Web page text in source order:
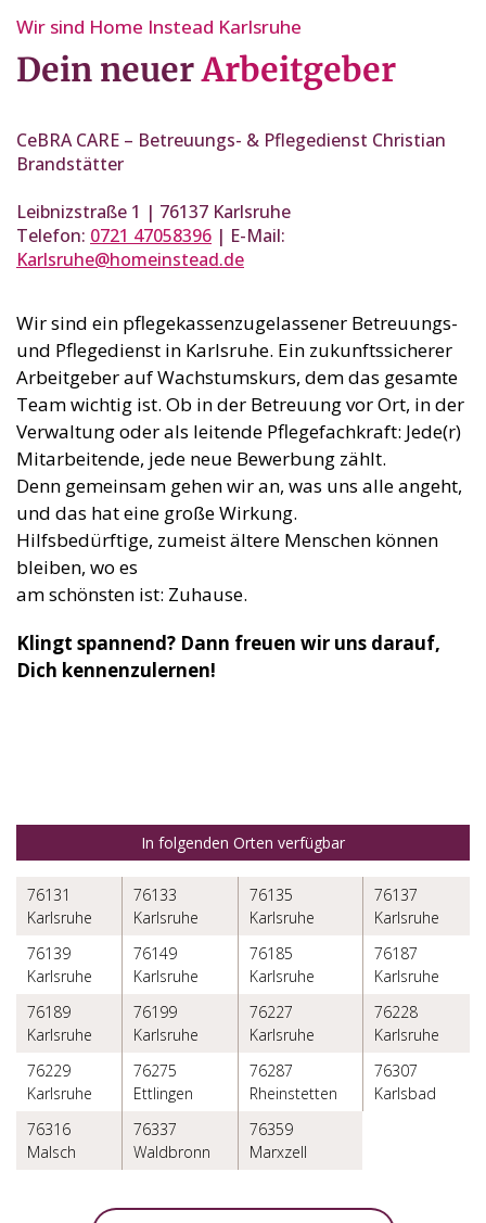
Wir sind Home Instead Karlsruhe
Dein neuerArbeitgeber
CeBRA CARE – Betreuungs- & Pflegedienst Christian
Brandstätter
Leibnizstraße 1 | 76137 Karlsruhe
Telefon: 0721 47058396 | E-Mail:
Karlsruhe@homeinstead.de
Wir sind ein pflegekassenzugelassener Betreuungs-
und Pflegedienst in Karlsruhe. Ein zukunftssicherer
Arbeitgeber auf Wachstumskurs, dem das gesamte
Team wichtig ist. Ob in der Betreuung vor Ort, in der
Verwaltung oder als leitende Pflegefachkraft: Jede(r)
Mitarbeitende, jede neue Bewerbung zählt.
Denn gemeinsam gehen wir an, was uns alle angeht,
und das hat eine große Wirkung.
Hilfsbedürftige, zumeist ältere Menschen können
bleiben, wo es
am schönsten ist: Zuhause.
Klingt spannend? Dann freuen wir uns darauf,
Dich kennenzulernen!
In folgenden Orten verfügbar
76131
Karlsruhe
76133
Karlsruhe
76135
Karlsruhe
76137
Karlsruhe
76139
Karlsruhe
76149
Karlsruhe
76185
Karlsruhe
76187
Karlsruhe
76189
Karlsruhe
76199
Karlsruhe
76227
Karlsruhe
76228
Karlsruhe
76229
Karlsruhe
76275
Ettlingen
76287
Rheinstetten
76307
Karlsbad
76316
Malsch
76337
Waldbronn
76359
Marxzell